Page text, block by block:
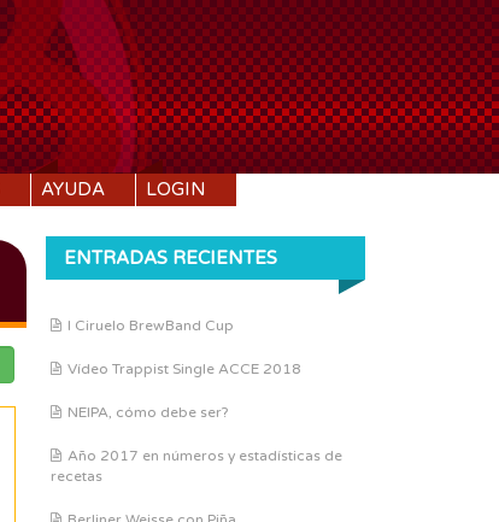
AYUDA LOGIN
ENTRADAS RECIENTES
I Ciruelo BrewBand Cup
Vídeo Trappist Single ACCE 2018
NEIPA, cómo debe ser?
Año 2017 en números y estadísticas de
recetas